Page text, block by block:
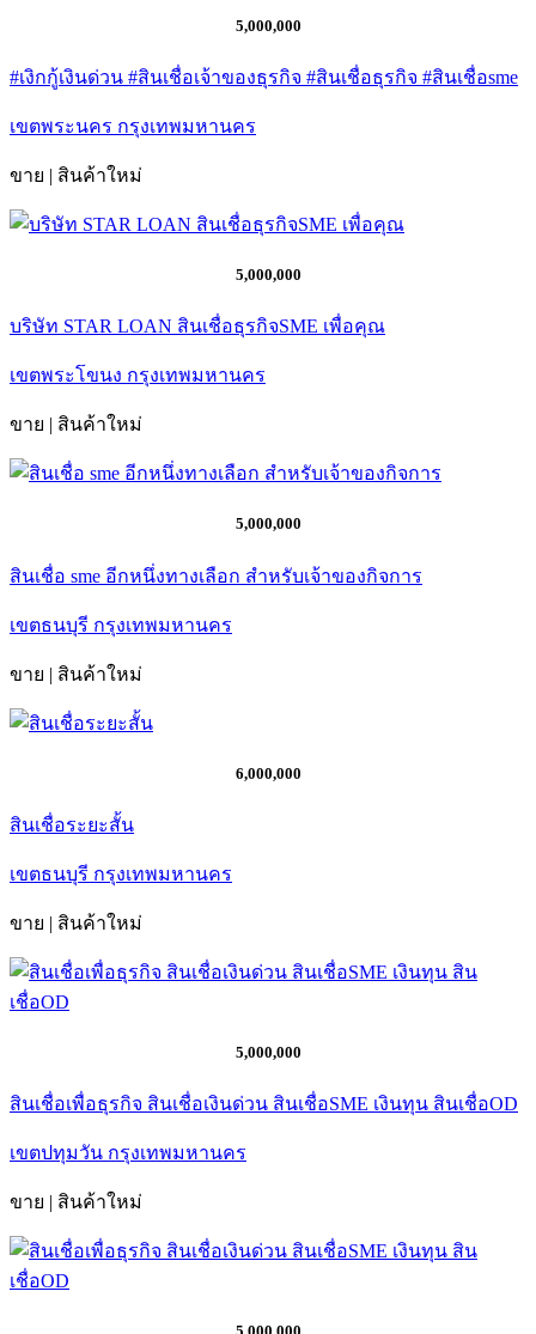
5,000,000
#เงิกกู้เงินด่วน #สินเชื่อเจ้าของธุรกิจ #สินเชื่อธุรกิจ #สินเชื่อsme
เขตพระนคร กรุงเทพมหานคร
ขาย | สินค้าใหม่
5,000,000
บริษัท STAR LOAN สินเชื่อธุรกิจSME เพื่อคุณ
เขตพระโขนง กรุงเทพมหานคร
ขาย | สินค้าใหม่
5,000,000
สินเชื่อ sme อีกหนึ่งทางเลือก สำหรับเจ้าของกิจการ
เขตธนบุรี กรุงเทพมหานคร
ขาย | สินค้าใหม่
6,000,000
สินเชื่อระยะสั้น
เขตธนบุรี กรุงเทพมหานคร
ขาย | สินค้าใหม่
5,000,000
สินเชื่อเพื่อธุรกิจ สินเชื่อเงินด่วน สินเชื่อSME เงินทุน สินเชื่อOD
เขตปทุมวัน กรุงเทพมหานคร
ขาย | สินค้าใหม่